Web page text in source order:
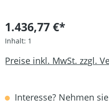
1.436,77 €*
Inhalt: 1
Preise inkl. MwSt. zzgl.
Interesse? Nehmen